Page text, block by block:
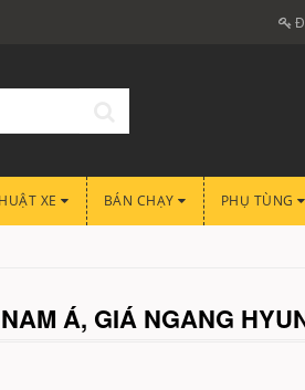
XE BÁN CHẠY PHỤ TÙNG
Á, GIÁ NGANG